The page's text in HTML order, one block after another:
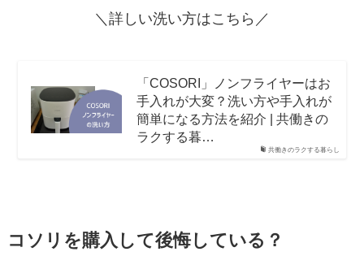
＼詳しい洗い方はこちら／
共働きのラクする暮らし
「COSORI」ノンフライヤーはお
手入れが大変？洗い方や手入れが
簡単になる方法を紹介 | 共働きの
ラクする暮…
コソリを購入して後悔している？